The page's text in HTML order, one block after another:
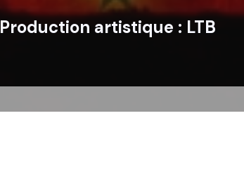
Production artistique : LTB